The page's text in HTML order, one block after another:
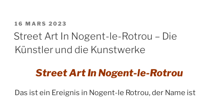
PUBLIÉ
LE
16 MARS 2023
Street Art In Nogent-le-Rotrou – Die
Künstler und die Kunstwerke
Street Art In Nogent-le-Rotrou
Das ist ein Ereignis in Nogent-le Rotrou, der Name ist